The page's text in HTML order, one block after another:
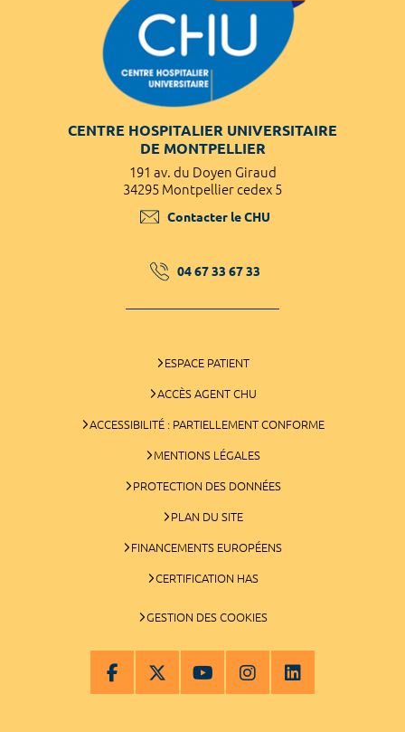
CENTRE HOSPITALIER UNIVERSITAIRE
DE MONTPELLIER
191 av. du Doyen Giraud
34295 Montpellier cedex 5
Contacter le CHU
04 67 33 67 33
ESPACE PATIENT
ACCÈS AGENT CHU
ACCESSIBILITÉ : PARTIELLEMENT CONFORME
MENTIONS LÉGALES
PROTECTION DES DONNÉES
PLAN DU SITE
FINANCEMENTS EUROPÉENS
CERTIFICATION HAS
GESTION DES COOKIES